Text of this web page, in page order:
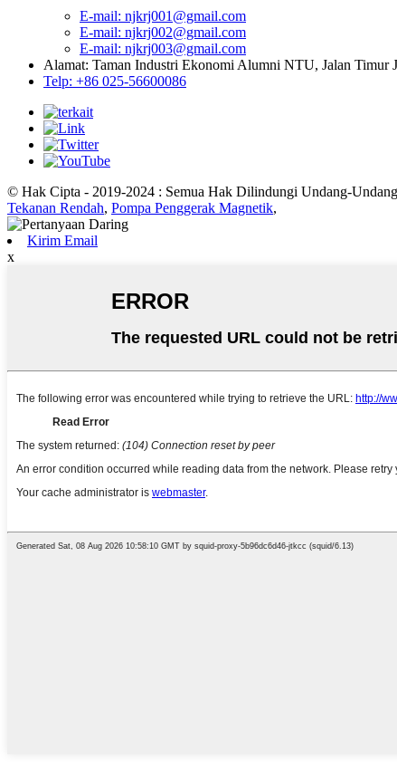
E-mail: njkrj001@gmail.com
E-mail: njkrj002@gmail.com
E-mail: njkrj003@gmail.com
Alamat: Taman Industri Ekonomi Alumni NTU, Jalan
Telp: +86 025-56600086
© Hak Cipta - 2019-2024 : Semua Hak Dilindungi Undang-
Tekanan Rendah, Pompa Penggerak Magnetik,
Kirim Email
x